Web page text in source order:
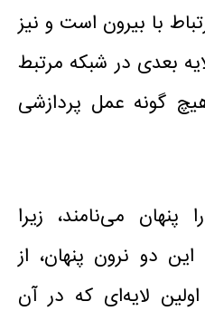
با بیرون است و نیز
بعدی در شبکه مرتبط
گونه عمل پردازشی
پنهان می‌نامند، زیرا
دو نرون پنهان، از
لایه‌ای که در آن